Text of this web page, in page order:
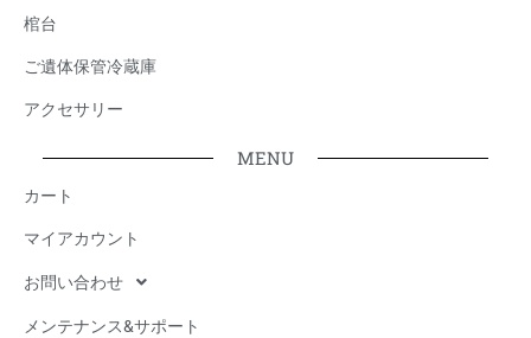
棺台
ご遺体保管冷蔵庫
アクセサリー
MENU
カート
マイアカウント
お問い合わせ
メンテナンス&サポート